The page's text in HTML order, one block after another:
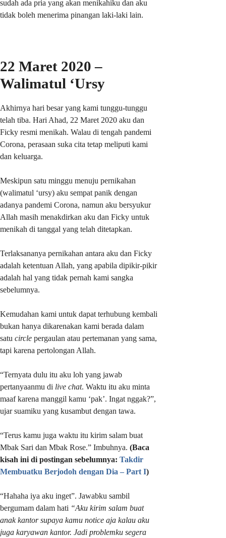
sudah ada pria yang akan menikahiku dan aku
tidak boleh menerima pinangan laki-laki lain.
22 Maret 2020 –
Walimatul ‘Ursy
Akhirnya hari besar yang kami tunggu-tunggu
telah tiba. Hari Ahad, 22 Maret 2020 aku dan
Ficky resmi menikah. Walau di tengah pandemi
Corona, perasaan suka cita tetap meliputi kami
dan keluarga.
Meskipun satu minggu menuju pernikahan
(walimatul ‘ursy) aku sempat panik dengan
adanya pandemi Corona, namun aku bersyukur
Allah masih menakdirkan aku dan Ficky untuk
menikah di tanggal yang telah ditetapkan.
Terlaksananya pernikahan antara aku dan Ficky
adalah ketentuan Allah, yang apabila dipikir-pikir
adalah hal yang tidak pernah kami sangka
sebelumnya.
Kemudahan kami untuk dapat terhubung kembali
bukan hanya dikarenakan kami berada dalam
satu circle pergaulan atau pertemanan yang sama,
tapi karena pertolongan Allah.
“Ternyata dulu itu aku loh yang jawab
pertanyaanmu di live chat. Waktu itu aku minta
maaf karena manggil kamu ‘pak’. Ingat nggak?”,
ujar suamiku yang kusambut dengan tawa.
“Terus kamu juga waktu itu kirim salam buat
Mbak Sari dan Mbak Rose.” Imbuhnya. (Baca
kisah ini di postingan sebelumnya: Takdir
Membuatku Berjodoh dengan Dia – Part I)
“Hahaha iya aku inget”. Jawabku sambil
bergumam dalam hati “Aku kirim salam buat
anak kantor supaya kamu notice aja kalau aku
juga karyawan kantor. Jadi problemku segera